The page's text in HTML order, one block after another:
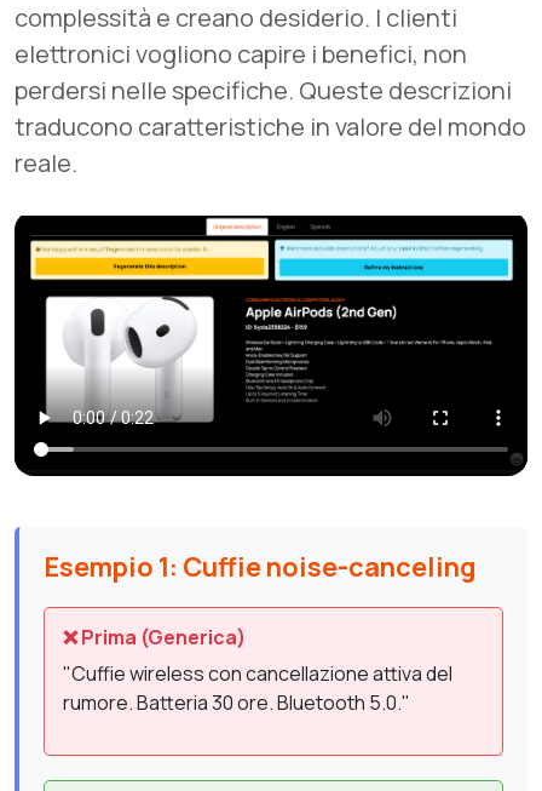
complessità e creano desiderio. I clienti
elettronici vogliono capire i benefici, non
perdersi nelle specifiche. Queste descrizioni
traducono caratteristiche in valore del mondo
reale.
Esempio 1: Cuffie noise-canceling
❌ Prima (Generica)
"Cuffie wireless con cancellazione attiva del
rumore. Batteria 30 ore. Bluetooth 5.0."